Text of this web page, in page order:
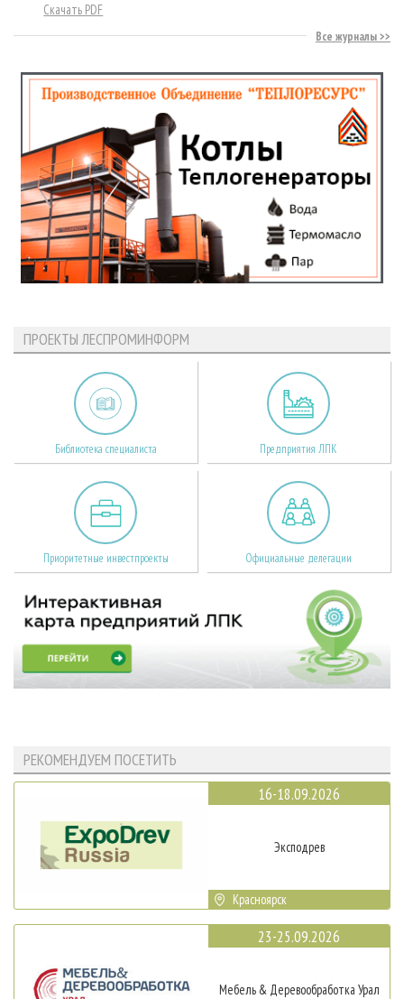
Скачать PDF
Все журналы
ПРОЕКТЫ ЛЕСПРОМИНФОРМ
Библиотека специалиста Предприятия ЛПК
Приоритетные инвестпроекты Официальные делегации
РЕКОМЕНДУЕМ ПОСЕТИТЬ
16-18.09.2026
Эксподрев
Красноярск
23-25.09.2026
Мебель & Деревообработка Урал